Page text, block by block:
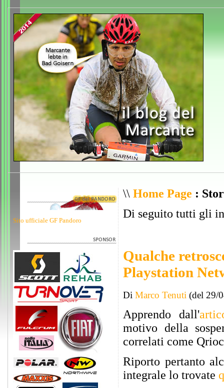
Sito ufficiale GF Pandoro
\\ Home Page :
Di seguito tutti gli
Qualche
Playstation
Di Marco Tenuti (del 29/
Apprendo dall'
motivo della
correlati come
Riporto pertanto
integrale lo trovate